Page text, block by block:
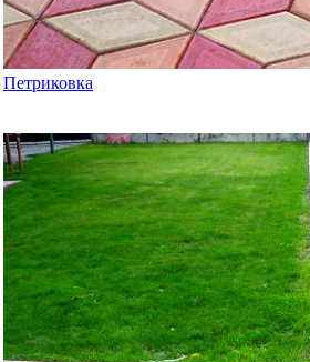
Петриковка